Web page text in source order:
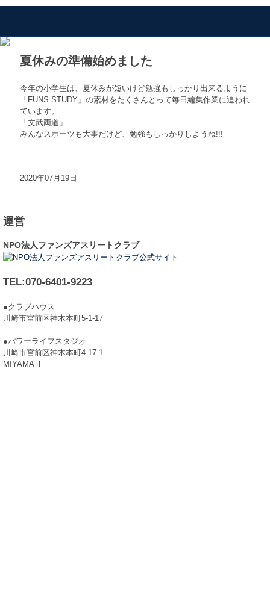
夏休みの準備始めました
今年の小学生は、夏休みが短いけど勉強もしっかり出来るように
「FUNS STUDY」の素材をたくさんとって毎日編集作業に追われ
ています。
「文武両道」
みんなスポーツも大事だけど、勉強もしっかりしようね!!!
2020年07月19日
運営
NPO法人ファンズアスリートクラブ
TEL:070-6401-9223
●クラブハウス
川崎市宮前区神木本町5-1-17
●パワーライフスタジオ
川崎市宮前区神木本町4-17-1
MIYAMAⅡ